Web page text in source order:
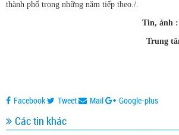
thành phố trong những năm tiếp theo./.
Tin, ảnh
Trung
Facebook Tweet Mail Google-plus
Các tin khác